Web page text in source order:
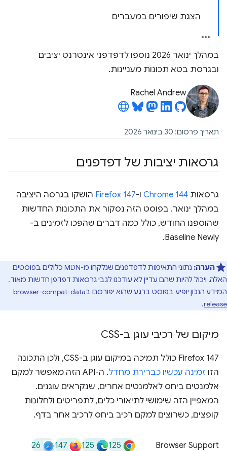
הצגת שיפורים במעברים
במהלך ינואר 2026 נוספו לדפדפני אינטרנט יציבים
ובגרסת בטא תכונות מעניינות.
Rachel Andrew
תאריך פרסום: 30 בינואר 2026
גרסאות יציבות של דפדפנים
גרסאות Chrome 144 ו-Firefox 147 הושקו בגרסה היציבה
במהלך ינואר. בפוסט הזה נסקור את התכונות החדשות
שהוספנו החודש, כולל כמה דברים שהפכו לזמינים ב-
Baseline Newly.
הערה:
נתוני התאימות לדפדפנים שנלקחו מ-MDN כלולים בפוסטים
האלה, ויכול להיות שהם עדיין לא עודכנו לגבי גרסאות דפדפן חדשות מאוד.
המידע הנכון יופיע בפוסט ברגע שהוא יפורסם בbrowser-compat-data
release
.
מיקום של רכיבי עוגן ב-CSS
‫Firefox 147 כולל תמיכה במיקום עוגן ב-CSS, ולכן התכונה
הזו זמינה עכשיו כברירת מחדל
. ה-API הזה מאפשר למקם
אלמנטים ביחס לאלמנטים אחרים, שנקראים עוגנים.
המאפיין הזה שימושי לתיאורי כלים, לתפריטים ולחלונות
קופצים, כשרוצים למקם רכיב ביחס לרכיב אחר בדף.
Browser Support
125
125
147
26